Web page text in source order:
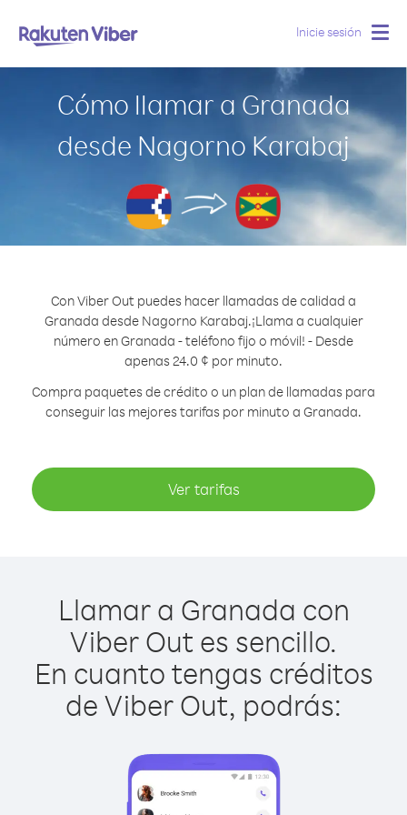
Inicie sesión
Cómo llamar a Granada
desde Nagorno Karabaj
Con Viber Out puedes hacer llamadas de calidad a
Granada desde Nagorno Karabaj.¡Llama a cualquier
número en Granada - teléfono fijo o móvil! - Desde
apenas 24.0 ¢ por minuto.
Compra paquetes de crédito o un plan de llamadas para
conseguir las mejores tarifas por minuto a Granada.
Ver tarifas
Llamar a Granada con
Viber Out es sencillo.
En cuanto tengas créditos
de Viber Out, podrás: